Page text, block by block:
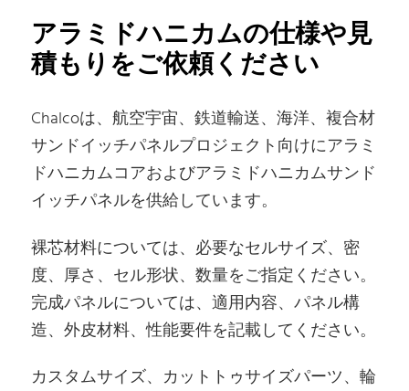
アラミドハニカムの仕様や見
積もりをご依頼ください
Chalcoは、航空宇宙、鉄道輸送、海洋、複合材
サンドイッチパネルプロジェクト向けにアラミ
ドハニカムコアおよびアラミドハニカムサンド
イッチパネルを供給しています。
裸芯材料については、必要なセルサイズ、密
度、厚さ、セル形状、数量をご指定ください。
完成パネルについては、適用内容、パネル構
造、外皮材料、性能要件を記載してください。
カスタムサイズ、カットトゥサイズパーツ、輪